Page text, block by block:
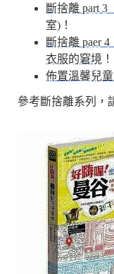
斷捨離 part
室)！
斷捨離 paer
衣服的窘境
佈置溫馨兒
參考斷捨離系列，